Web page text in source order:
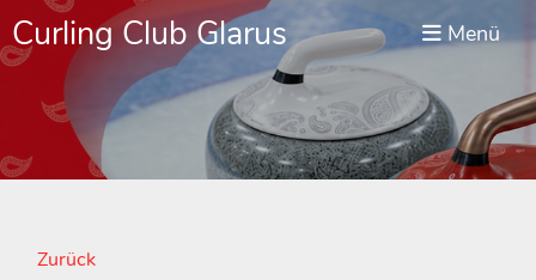
Curling Club Glarus Menü
Zurück